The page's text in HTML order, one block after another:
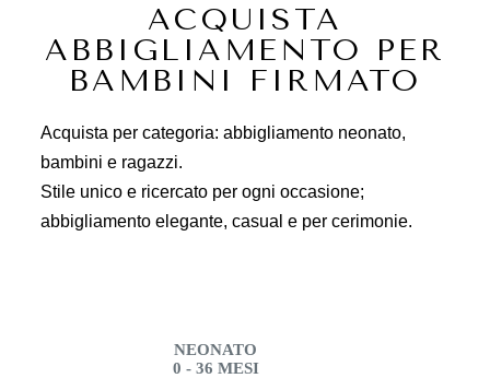
ACQUISTA
ABBIGLIAMENTO PER
BAMBINI FIRMATO
Acquista per categoria: abbigliamento neonato,
bambini e ragazzi.
Stile unico e ricercato per ogni occasione;
abbigliamento elegante, casual e per cerimonie.
NEONATO
0 - 36 MESI